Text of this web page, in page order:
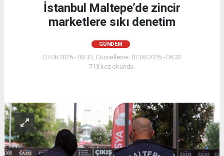
İstanbul Maltepe’de zincir
marketlere sıkı denetim
GÜNDEM
07.08.2026 - 09:33, Güncelleme: 07.08.2026 - 09:33
713 kez okundu.